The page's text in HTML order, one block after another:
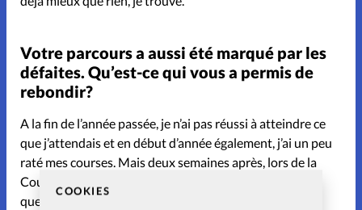
COOKIES
Votre parcours a aussi été marqué par les
défaites. Qu’est-ce qui vous a permis de
rebondir?
A la fin de l’année passée, je n’ai pas réussi à atteindre ce
que j’attendais et en début d’année également, j’ai un peu
raté mes courses. Mais deux semaines après, lors de la
Coupe du monde, j’ai gagné deux fois de suite. Je pense
que le mental y est pour beaucoup et il faut savoir